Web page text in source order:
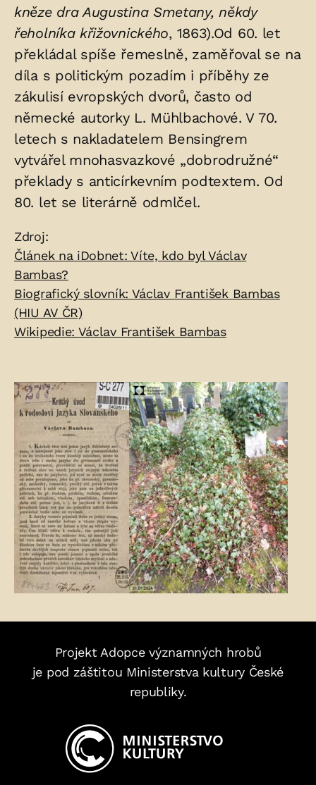
kněze dra Augustina Smetany, někdy
řeholníka křižovnického, 1863).Od 60. let
překládal spíše řemeslně, zaměřoval se na
díla s politickým pozadím i příběhy ze
zákulisí evropských dvorů, často od
německé autorky L. Mühlbachové. V 70.
letech s nakladatelem Bensingrem
vytvářel mnohasvazkové „dobrodružné“
překlady s anticírkevním podtextem. Od
80. let se literárně odmlčel.
Zdroje:
Zdroj:
Článek na iDobnet: Víte, kdo byl Václav
Bambas?
Biografický slovník: Václav František Bambas
(HIU AV ČR)
Wikipedie: Václav František Bambas
Fotogalerie:
Projekt Adopce významných hrobů
je pod záštitou Ministerstva kultury České
republiky.